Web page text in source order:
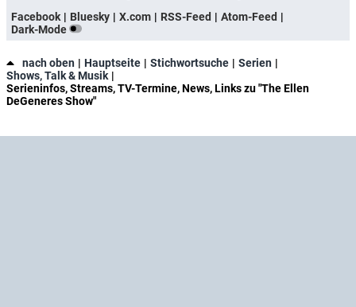
Facebook
Bluesky X.com RSS-Feed
Atom-Feed
Dark-Mode
nach oben Hauptseite Stichwortsuche
Serien
Shows, Talk & Musik
Serieninfos, Streams, TV-Termine, News, Links zu "The Ellen
DeGeneres Show"